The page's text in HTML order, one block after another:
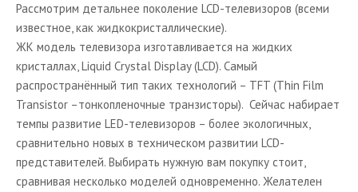
Статьи о телевизорах
Плазменные телевизоры
Обзоры плазменных телевизоров
LED-телевизоры
Каталог телевизоров
Рассмотрим детальнее поколение LCD-телевизоров (всеми
известное, как жидкокристаллические).
ЖК модель телевизора изготавливается на жидких
кристаллах, Liquid Crystal Display (LCD). Самый
распространённый тип таких технологий – TFT (Thin Film
Transistor –тонкопленочные транзисторы). Сейчас набирает
темпы развитие LED-телевизоров – более экологичных,
сравнительно новых в техническом развитии LCD-
представителей. Выбирать нужную вам покупку стоит,
сравнивая несколько моделей одновременно. Желателен